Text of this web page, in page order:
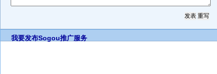
我要发布Sogou推广服务